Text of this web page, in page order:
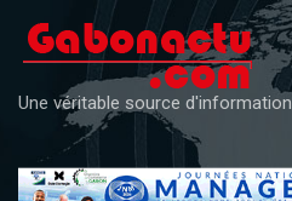
content
Une véritable source d'information